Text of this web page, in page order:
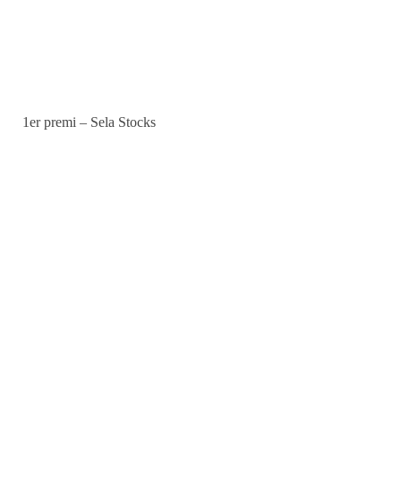
1er premi – Sela Stocks